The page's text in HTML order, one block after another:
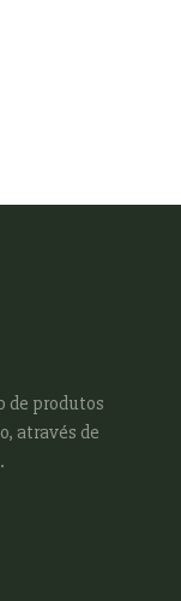
de produtos
através de